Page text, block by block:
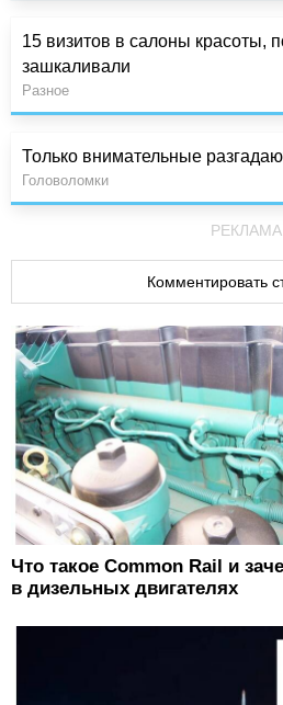
15 визитов в салоны красоты,
зашкаливали
Разное
Только внимательные
Головоломки
РЕКЛАМА
Комментировать
Что такое Common Rail и
в дизельных двигателях